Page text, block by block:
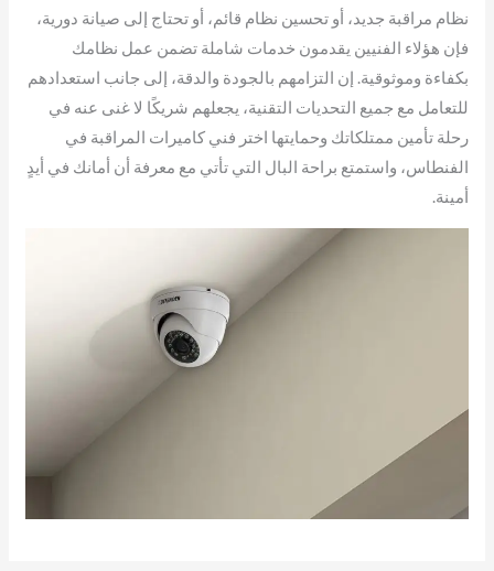
نظام مراقبة جديد، أو تحسين نظام قائم، أو تحتاج إلى صيانة دورية،
فإن هؤلاء الفنيين يقدمون خدمات شاملة تضمن عمل نظامك
بكفاءة وموثوقية. إن التزامهم بالجودة والدقة، إلى جانب استعدادهم
للتعامل مع جميع التحديات التقنية، يجعلهم شريكًا لا غنى عنه في
رحلة تأمين ممتلكاتك وحمايتها اختر فني كاميرات المراقبة في
الفنطاس، واستمتع براحة البال التي تأتي مع معرفة أن أمانك في أيدٍ
أمينة.